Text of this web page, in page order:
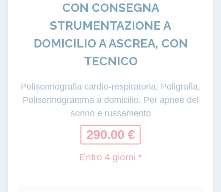
CON CONSEGNA
STRUMENTAZIONE A
DOMICILIO A ASCREA, CON
TECNICO
Polisonnografia cardio-respiratoria, Poligrafia,
Polisonnogramma a domicilio. Per apnee del
sonno e russamento
290.00 €
Entro 4 giorni *